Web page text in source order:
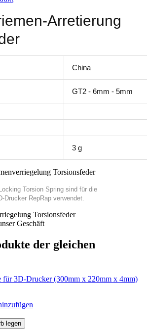
Arretierung
China
GT2 - 6mm - 5mm
3 g
Torsion Spring sind für die
Drucker RepRap verwendet.
Geschäft
der gleichen
legen